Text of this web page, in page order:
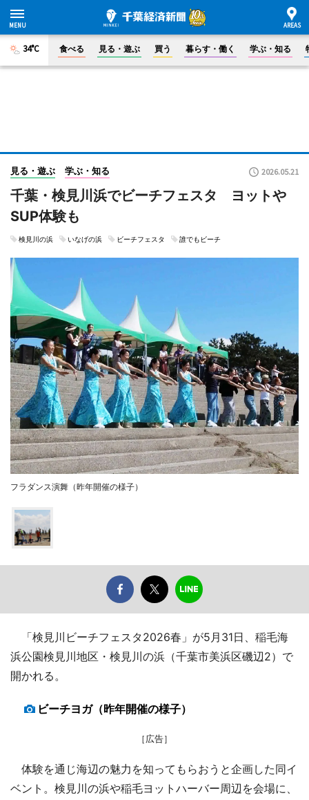
34°C 食べる 見る・遊ぶ 買う 暮らす・働く 学ぶ・知る
見る・遊ぶ 学ぶ・知る 2026.05.21
千葉・検見川浜でビーチフェスタ ヨットや
SUP体験も
検見川の浜 いなげの浜 ビーチフェスタ 誰でもビーチ
フラダンス演舞（昨年開催の様子）
「検見川ビーチフェスタ2026春」が5月31日、稲毛海
浜公園検見川地区・検見川の浜（千葉市美浜区磯辺2）で
開かれる。
ビーチヨガ（昨年開催の様子）
［広告］
体験を通じ海辺の魅力を知ってもらおうと企画した同イ
ベント。検見川の浜や稲毛ヨットハーバー周辺を会場に、